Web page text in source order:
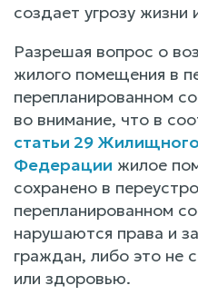
создает угрозу
Разрешая вопрос о
жилого помещения в
перепланированном
во внимание, что в
статьи 29
Федерации жилое
сохранено в
перепланированном
нарушаются права и
граждан, либо это не
или здоровью.